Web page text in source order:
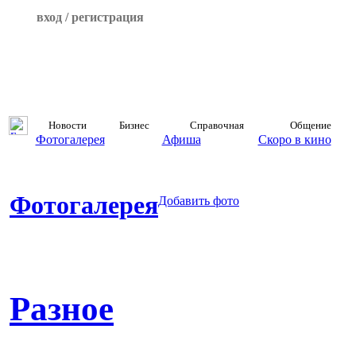
вход / регистрация
Новости Бизнес Справочная Общение
Фотогалерея Афиша Скоро в кино
ФотогалереяДобавить фото
Разное